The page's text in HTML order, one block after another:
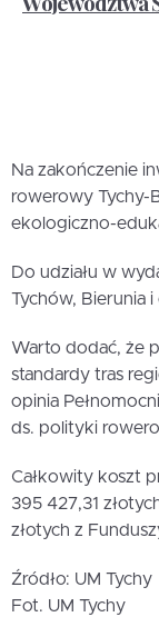
Na zakończenie
rowerowy Tychy-
ekologiczno-
Do udziału w
Tychów, Bierunia
Warto dodać, że
standardy tras
opinia
ds. polityki
Całkowity koszt
395 427,31
złotych z
Źródło: UM Tychy
Fot. UM Tychy